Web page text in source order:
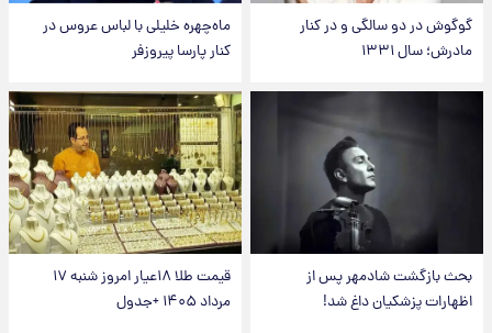
در دو سالگی و در کنار
۱۳۳۱
ماه‌چهره خلیلی با لباس عروس در
کنار پارسا پیروزفر
شادمهر پس از
پزشکیان داغ شد!
قیمت طلا ۱۸عیار امروز شنبه ۱۷